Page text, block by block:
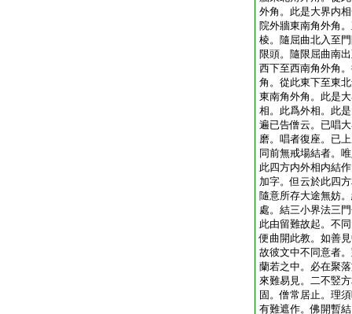
外角。此是大界内
院外牆東南角外角
棱。隨屈曲北入至
限頭。隨限屈曲南
西下至西南角外角
角。從此東下至東
東南角外角。此是
相。此爲外相。此
遍已告僧云。已唱
磨。唱者復座。已
同前無戒場結者。
此四方内外相内結
加字。但云於此四
隨意所存大途無妨
處。結三小界法三
此由留難故起。不
便曲開此教。如善
故彼文中不同意者
蘭若之中。必在聚
來難易見。二不竪
固。僧常居止。理
有難遮作。佛開暫